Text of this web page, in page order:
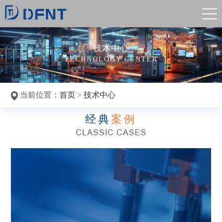
技术中心
TECHNOLOGY CENTER
当前位置：首页 >技术中心
经典 案例
CLASSIC CASES